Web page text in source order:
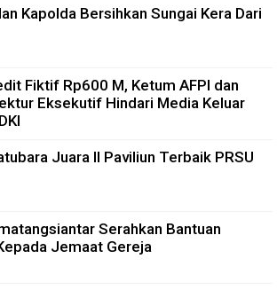
Kapolda Bersihkan Sungai Kera Dari
Fiktif Rp600 M, Ketum AFPI dan
Eksekutif Hindari Media Keluar
Juara II Paviliun Terbaik PRSU
Serahkan Bantuan
Jemaat Gereja